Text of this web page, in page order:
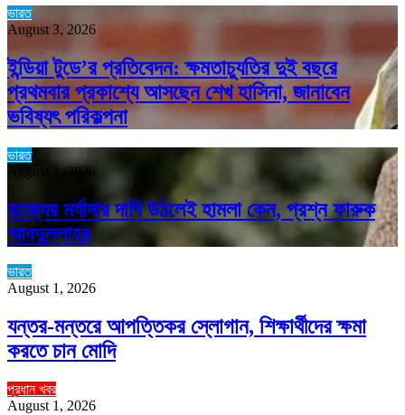
ভারত
August 3, 2026
ইন্ডিয়া টুডে’র প্রতিবেদন: ক্ষমতাচ্যুতির দুই বছরে
প্রথমবার প্রকাশ্যে আসছেন শেখ হাসিনা, জানাবেন
ভবিষ্যৎ পরিকল্পনা
ভারত
August 1, 2026
রাজ্যের মর্যাদার দাবি উঠলেই হামলা কেন, প্রশ্ন ফারুক
আবদুল্লাহর
ভারত
August 1, 2026
যন্তর-মন্তরে আপত্তিকর স্লোগান, শিক্ষার্থীদের ক্ষমা
করতে চান মোদি
প্রধান খবর
August 1, 2026